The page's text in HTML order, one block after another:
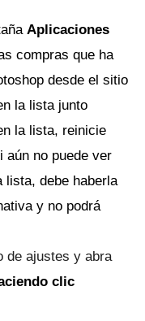
Aplicaciones
compras que ha
desde el sitio
la lista junto
la lista, reinicie
aún no puede ver
lista, debe haberla
y no podrá
de ajustes y abra
clic